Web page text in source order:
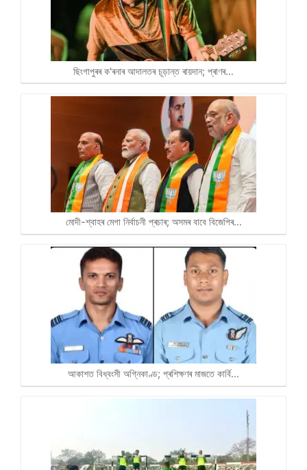
ছিংগাপুৰৰ ক'ৰনাৰ আদালতৰ চূড়ান্ত ৰায়দান; প্ৰাণৰ…
মোদী-শ্বাহৰ মেগা নিৰ্বাচনী প্ৰচাৰ; অসমৰ বাবে বিজেপিৰ…
আকাশত বিধ্বংসী অগ্নিকাণ্ড; প্ৰশিক্ষণৰ মাজতে কাৰ্বি…